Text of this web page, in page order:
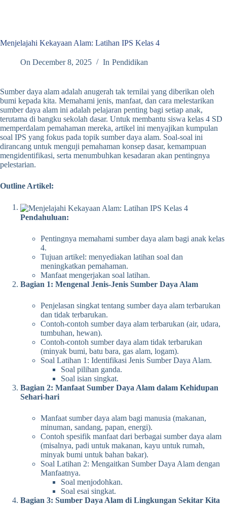
Menjelajahi Kekayaan Alam: Latihan IPS Kelas 4
On December 8, 2025 In Pendidikan
Sumber daya alam adalah anugerah tak ternilai yang diberikan oleh
bumi kepada kita. Memahami jenis, manfaat, dan cara melestarikan
sumber daya alam ini adalah pelajaran penting bagi setiap anak,
terutama di bangku sekolah dasar. Untuk membantu siswa kelas 4 SD
memperdalam pemahaman mereka, artikel ini menyajikan kumpulan
soal IPS yang fokus pada topik sumber daya alam. Soal-soal ini
dirancang untuk menguji pemahaman konsep dasar, kemampuan
mengidentifikasi, serta menumbuhkan kesadaran akan pentingnya
pelestarian.
Outline Artikel:
Pendahuluan:
Pentingnya memahami sumber daya alam bagi anak kelas
4.
Tujuan artikel: menyediakan latihan soal dan
meningkatkan pemahaman.
Manfaat mengerjakan soal latihan.
Bagian 1: Mengenal Jenis-Jenis Sumber Daya Alam
Penjelasan singkat tentang sumber daya alam terbarukan
dan tidak terbarukan.
Contoh-contoh sumber daya alam terbarukan (air, udara,
tumbuhan, hewan).
Contoh-contoh sumber daya alam tidak terbarukan
(minyak bumi, batu bara, gas alam, logam).
Soal Latihan 1: Identifikasi Jenis Sumber Daya Alam.
Soal pilihan ganda.
Soal isian singkat.
Bagian 2: Manfaat Sumber Daya Alam dalam Kehidupan
Sehari-hari
Manfaat sumber daya alam bagi manusia (makanan,
minuman, sandang, papan, energi).
Contoh spesifik manfaat dari berbagai sumber daya alam
(misalnya, padi untuk makanan, kayu untuk rumah,
minyak bumi untuk bahan bakar).
Soal Latihan 2: Mengaitkan Sumber Daya Alam dengan
Manfaatnya.
Soal menjodohkan.
Soal esai singkat.
Bagian 3: Sumber Daya Alam di Lingkungan Sekitar Kita